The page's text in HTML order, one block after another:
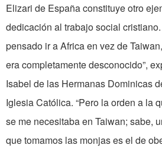
Elizari de España constituye otro
dedicación al trabajo social
pensado ir a Africa en vez de
era completamente desconocido”,
Isabel de las Hermanas Dominicas
Iglesia Católica. “Pero la orden a la
se me necesitaba en Taiwan; sabe,
que tomamos las monjas es el de